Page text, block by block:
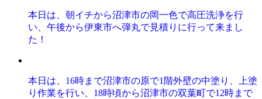
本日は、朝イチから沼津市の岡一色で高圧洗浄を行
い、午後から伊東市へ弾丸で見積りに行って来まし
た！
本日は、16時まで沼津市の原で1階外壁の中塗り、上塗
り作業を行い、18時頃から沼津市の双葉町で12時まで